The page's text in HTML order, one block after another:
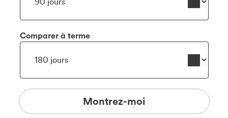
Comparer à terme
Montrez-moi